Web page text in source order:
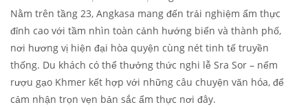
Nằm trên tầng 23, Angkasa mang đến trải nghiệm ẩm thực
đỉnh cao với tầm nhìn toàn cảnh hướng biển và thành phố,
nơi hương vị hiện đại hòa quyện cùng nét tinh tế truyền
thống. Du khách có thể thưởng thức nghi lễ Sra Sor – nếm
rượu gạo Khmer kết hợp với những câu chuyện văn hóa, để
cảm nhận trọn vẹn bản sắc ẩm thực nơi đây.